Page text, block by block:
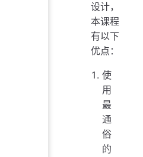
设计，
本课程
有以下
优点：
使
用
最
通
俗
的